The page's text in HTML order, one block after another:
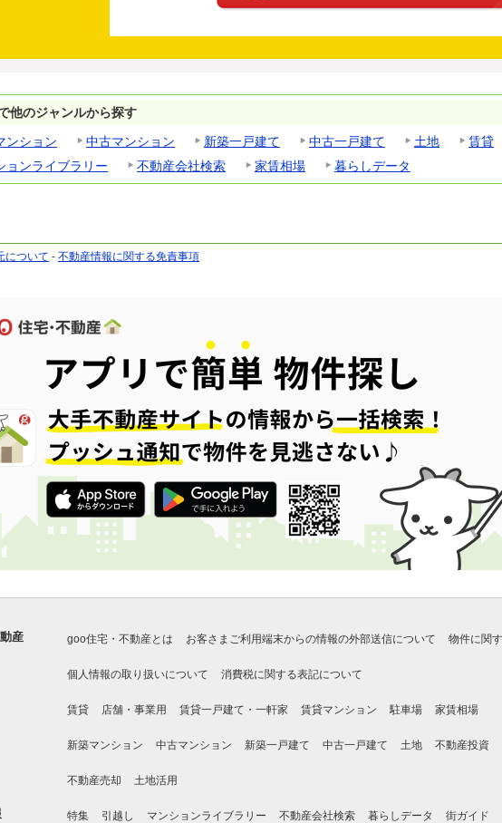
他のジャンルから探す
ンション
中古マンション 新築一戸建て 中古一戸建て 土地 賃貸
ョンライブラリー
不動産会社検索 家賃相場 暮らしデータ
について - 不動産情報に関する免責事項
産 goo住宅・不動産とは お客さまご利用端末からの情報の外部送信について 物件に関
個人情報の取り扱いについて 消費税に関する表記について
賃貸 店舗・事業用 賃貸一戸建て・一軒家 賃貸マンション 駐車場 家賃相場
新築マンション 中古マンション 新築一戸建て 中古一戸建て 土地 不動産投資
不動産売却 土地活用
特集 引越し マンションライブラリー 不動産会社検索 暮らしデータ 街ガイド